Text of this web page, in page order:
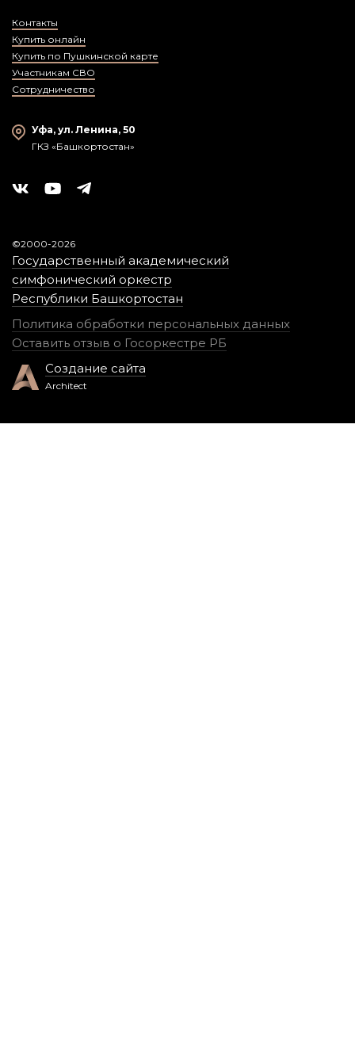
Контакты
Купить онлайн
Купить по Пушкинской карте
Участникам СВО
Сотрудничество
Уфа, ул. Ленина, 50
ГКЗ «Башкортостан»
©2000-2026
Государственный академический
симфонический оркестр
Республики Башкортостан
Политика обработки персональных данных
Оставить отзыв о Госоркестре РБ
Создание сайта
Architect